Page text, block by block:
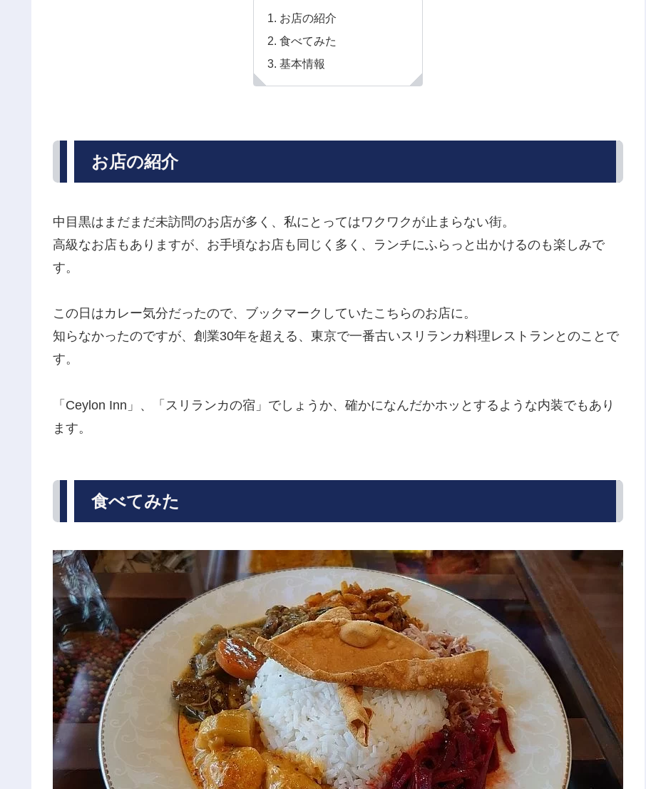
お店の紹介
食べてみた
基本情報
お店の紹介
中目黒はまだまだ未訪問のお店が多く、私にとってはワクワクが止まらない街。
高級なお店もありますが、お手頃なお店も同じく多く、ランチにふらっと出かけるのも楽しみで
す。
この日はカレー気分だったので、ブックマークしていたこちらのお店に。
知らなかったのですが、創業30年を超える、東京で一番古いスリランカ料理レストランとのことで
す。
「Ceylon Inn」、「スリランカの宿」でしょうか、確かになんだかホッとするような内装でもあり
ます。
食べてみた